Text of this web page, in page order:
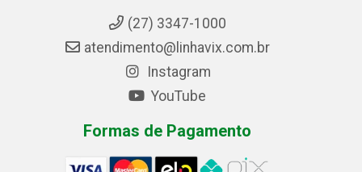
(27) 3347-1000
atendimento@linhavix.com.br
Instagram
YouTube
Formas de Pagamento